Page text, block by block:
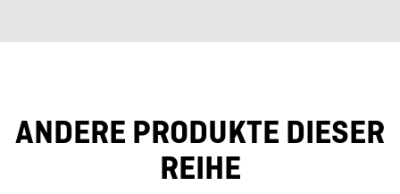
ANDERE PRODUKTE DIESER
REIHE